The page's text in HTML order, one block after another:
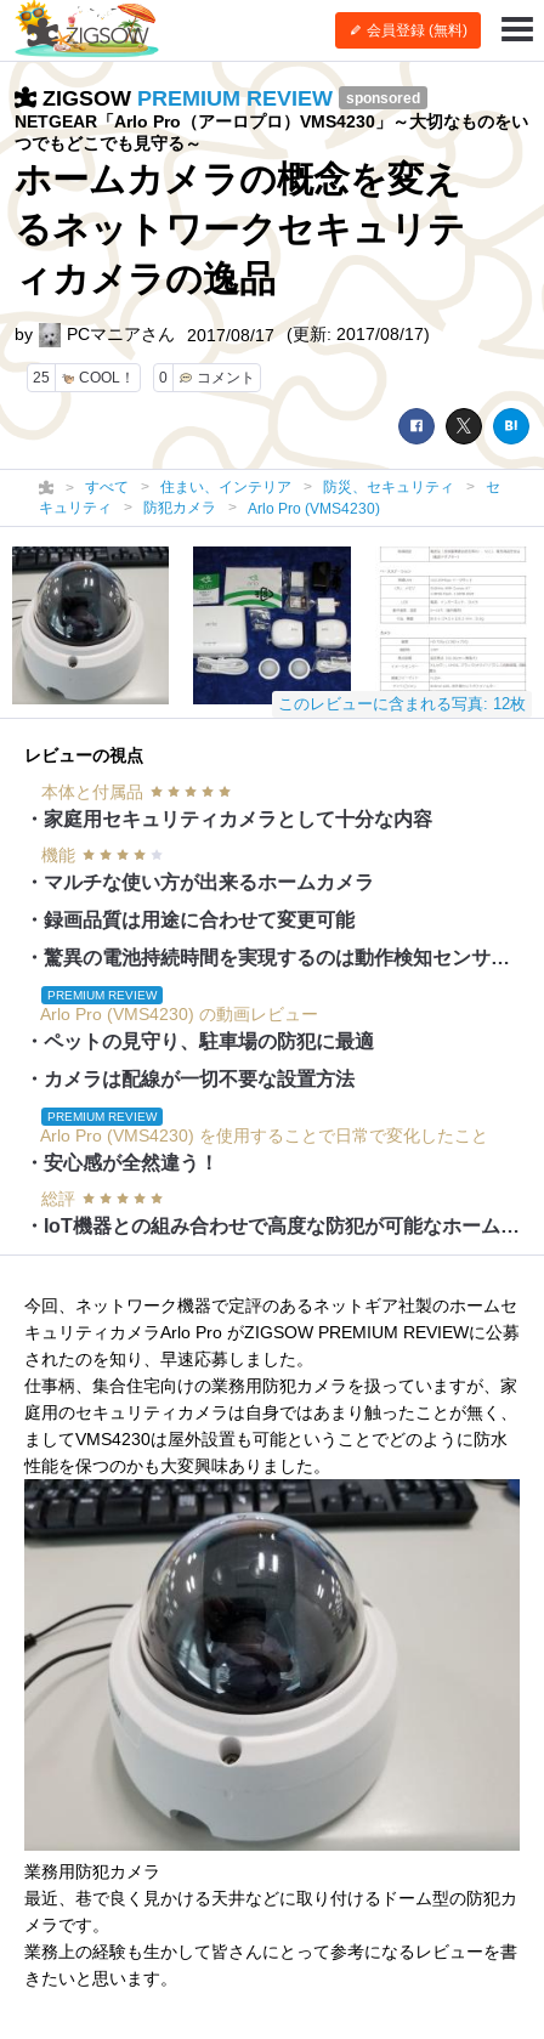
会員登録 (無料)
ZIGSOW PREMIUM REVIEW sponsored
NETGEAR「Arlo Pro（アーロプロ）VMS4230」～大切なものをい
つでもどこでも見守る～
ホームカメラの概念を変え
るネットワークセキュリテ
ィカメラの逸品
25 COOL！ 0 コメント
by PCマニアさん 2017/08/17 (更新: 2017/08/17)
すべて 住まい、インテリア 防災、セキュリティ
セ
キュリティ
防犯カメラ Arlo Pro (VMS4230)
このレビューに含まれる写真: 12枚
レビューの視点
本体と付属品
・家庭用セキュリティカメラとして十分な内容
機能
・マルチな使い方が出来るホームカメラ
・録画品質は用途に合わせて変更可能
・驚異の電池持続時間を実現するのは動作検知センサーか？
PREMIUM REVIEW
Arlo Pro (VMS4230) の動画レビュー
・ペットの見守り、駐車場の防犯に最適
・カメラは配線が一切不要な設置方法
PREMIUM REVIEW
Arlo Pro (VMS4230) を使用することで日常で変化したこと
・安心感が全然違う！
総評
・IoT機器との組み合わせで高度な防犯が可能なホームセキュリティーカメラになる
今回、ネットワーク機器で定評のあるネットギア社製のホームセ
キュリティカメラArlo Pro がZIGSOW PREMIUM REVIEWに公募
されたのを知り、早速応募しました。
仕事柄、集合住宅向けの業務用防犯カメラを扱っていますが、家
庭用のセキュリティカメラは自身ではあまり触ったことが無く、
ましてVMS4230は屋外設置も可能ということでどのように防水
性能を保つのかも大変興味ありました。
業務用防犯カメラ
最近、巷で良く見かける天井などに取り付けるドーム型の防犯カ
メラです。
業務上の経験も生かして皆さんにとって参考になるレビューを書
きたいと思います。